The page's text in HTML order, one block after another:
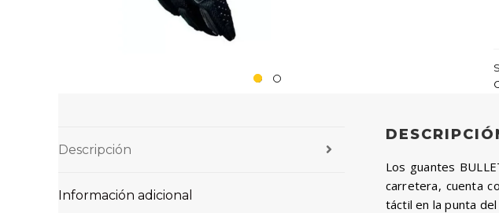
Descripción
Información adicional
Los guantes
carretera, cuenta
táctil en la punta